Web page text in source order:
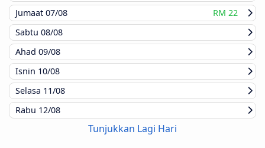
Jumaat 07/08
RM 22
Sabtu 08/08
Ahad 09/08
Isnin 10/08
Selasa 11/08
Rabu 12/08
Tunjukkan Lagi Hari